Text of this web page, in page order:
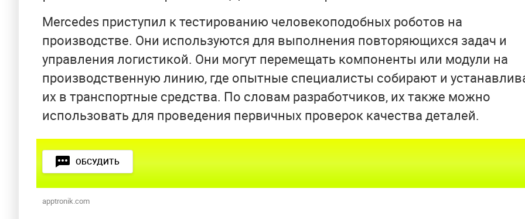
Mercedes приступил к тестированию человекоподобных роботов на
производстве. Они используются для выполнения повторяющихся задач и
управления логистикой. Они могут перемещать компоненты или модули на
производственную линию, где опытные специалисты собирают и
их в транспортные средства. По словам разработчиков, их также можно
использовать для проведения первичных проверок качества деталей.
ОБСУДИТЬ
apptronik.com